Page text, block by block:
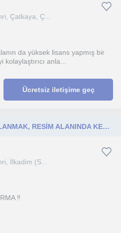
Çatkaya, Ç...
da yüksek lisans yapmış bir
anla...
Ücretsiz iletişime geç
GÜZEL SANATLARA HAZIRLANMAK, RESİM ALANINDA KENDİNİ GELİŞTİRMEK İSTEYEN TÜM BİREYLERİ KAPSAR
İlkadim (S...
‼️